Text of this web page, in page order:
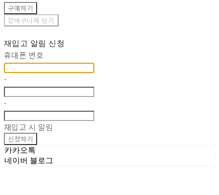
구매하기
장바구니에 담기
재입고 알림 신청
휴대폰 번호
-
-
재입고 시 알림
신청하기
카카오톡
네이버 블로그